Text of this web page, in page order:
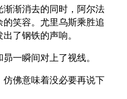
渐消去的同时，阿尔法
笑容。尤里乌斯乘胜追
了钢铁的声响。
一瞬间对上了视线。
佛意味着没必要再说下